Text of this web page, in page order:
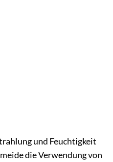
und Feuchtigkeit
die Verwendung von